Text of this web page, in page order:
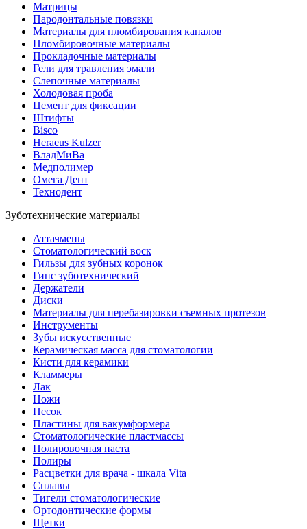
Матрицы
Пародонтальные повязки
Материалы для пломбирования каналов
Пломбировочные материалы
Прокладочные материалы
Гели для травления эмали
Слепочные материалы
Холодовая проба
Цемент для фиксации
Штифты
Bisco
Heraeus Kulzer
ВладМиВа
Медполимер
Омега Дент
Технодент
Зуботехнические материалы
Аттачмены
Стоматологический воск
Гильзы для зубных коронок
Гипс зуботехнический
Держатели
Диски
Материалы для перебазировки съемных протезов
Инструменты
Зубы искусственные
Керамическая масса для стоматологии
Кисти для керамики
Кламмеры
Лак
Ножи
Песок
Пластины для вакумформера
Стоматологические пластмассы
Полировочная паста
Полиры
Расцветки для врача - шкала Vita
Сплавы
Тигели стоматологические
Ортодонтические формы
Щетки